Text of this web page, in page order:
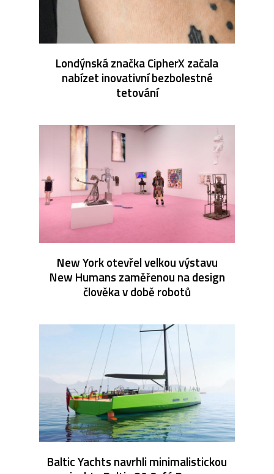
Londýnská značka CipherX začala
nabízet inovativní bezbolestné
tetování
New York otevřel velkou výstavu
New Humans zaměřenou na design
člověka v době robotů
Baltic Yachts navrhli minimalistickou